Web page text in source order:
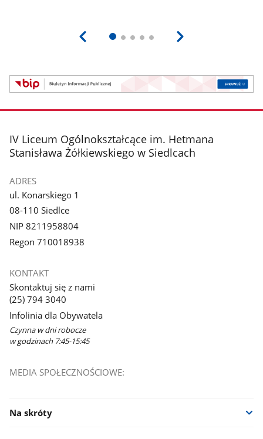
stopka
IV Liceum Ogólnokształcące im. Hetmana
Stanisława Żółkiewskiego w Siedlcach
ADRES
ul. Konarskiego 1
08-110 Siedlce
NIP 8211958804
Regon 710018938
KONTAKT
Skontaktuj się z nami
(25) 794 3040
Infolinia dla Obywatela
Czynna w dni robocze
w godzinach 7:45-15:45
MEDIA SPOŁECZNOŚCIOWE:
Na skróty